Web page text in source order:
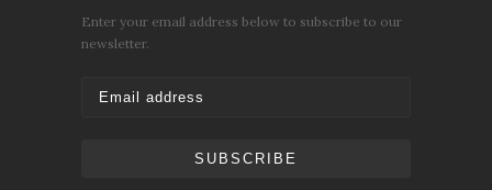
Enter your email address below to subscribe to our
newsletter.